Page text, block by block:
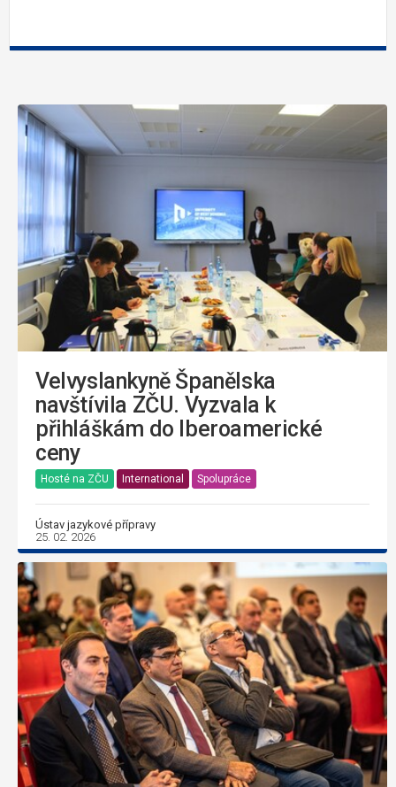
Velvyslankyně Španělska
navštívila ZČU. Vyzvala k
přihláškám do Iberoamerické
ceny
Hosté na ZČU International Spolupráce
Ústav jazykové přípravy
25. 02. 2026